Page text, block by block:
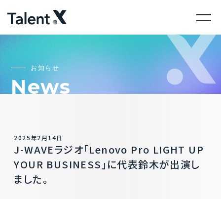
お知らせ
News
2025年2月14日
J-WAVEラジオ「Lenovo Pro LIGHT UP
YOUR BUSINESS」に代表鈴木が出演し
ました。